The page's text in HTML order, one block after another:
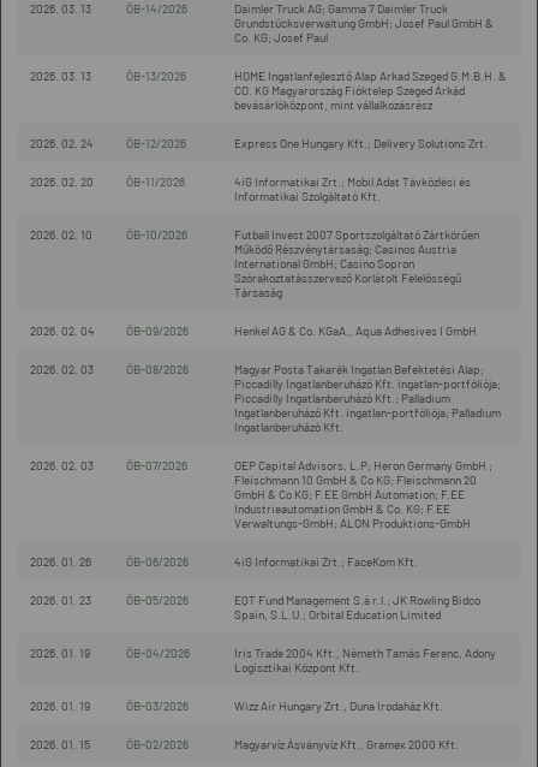
2026. 03. 13 ÖB-14/2026
Daimler Truck AG; Gamma 7 Daimler Truck
Grundstücksverwaltung GmbH; Josef Paul GmbH &
Co. KG; Josef Paul
2026. 03. 13 ÖB-13/2026
HOME Ingatlanfejlesztő Alap Arkad Szeged G.M.B.H. &
CO. KG Magyarország Fióktelep Szeged Árkád
bevásárlóközpont, mint vállalkozásrész
2026. 02. 24 ÖB-12/2026 Express One Hungary Kft.; Delivery Solutions Zrt.
2026. 02. 20 ÖB-11/2026
4iG Informatikai Zrt.; Mobil Adat Távközlési és
Informatikai Szolgáltató Kft.
2026. 02. 10 ÖB-10/2026
Futball Invest 2007 Sportszolgáltató Zártkörűen
Működő Részvénytársaság; Casinos Austria
International GmbH; Casino Sopron
Szórakoztatásszervező Korlátolt Felelősségű
Társaság
2026. 02. 04 ÖB-09/2026 Henkel AG & Co. KGaA,, Aqua Adhesives I GmbH
2026. 02. 03 ÖB-08/2026
Magyar Posta Takarék Ingatlan Befektetési Alap;
Piccadilly Ingatlanberuházó Kft. ingatlan-portfóliója;
Piccadilly Ingatlanberuházó Kft.; Palladium
Ingatlanberuházó Kft. ingatlan-portfóliója; Palladium
Ingatlanberuházó Kft.
2026. 02. 03 ÖB-07/2026
OEP Capital Advisors, L.P; Heron Germany GmbH ;
Fleischmann 10 GmbH & Co KG; Fleischmann 20
GmbH & Co KG; F.EE GmbH Automation; F.EE
Industrieautomation GmbH & Co. KG; F.EE
Verwaltungs-GmbH; ALON Produktions-GmbH
2026. 01. 26 ÖB-06/2026 4iG Informatikai Zrt.; FaceKom Kft.
2026. 01. 23 ÖB-05/2026
EQT Fund Management S.à r.l.; JK Rowling Bidco
Spain, S.L.U.; Orbital Education Limited
2026. 01. 19 ÖB-04/2026
Iris Trade 2004 Kft., Németh Tamás Ferenc, Adony
Logisztikai Központ Kft.
2026. 01. 19 ÖB-03/2026 Wizz Air Hungary Zrt., Duna Irodaház Kft.
2026. 01. 15 ÖB-02/2026 Magyarvíz Ásványvíz Kft., Gramex 2000 Kft.